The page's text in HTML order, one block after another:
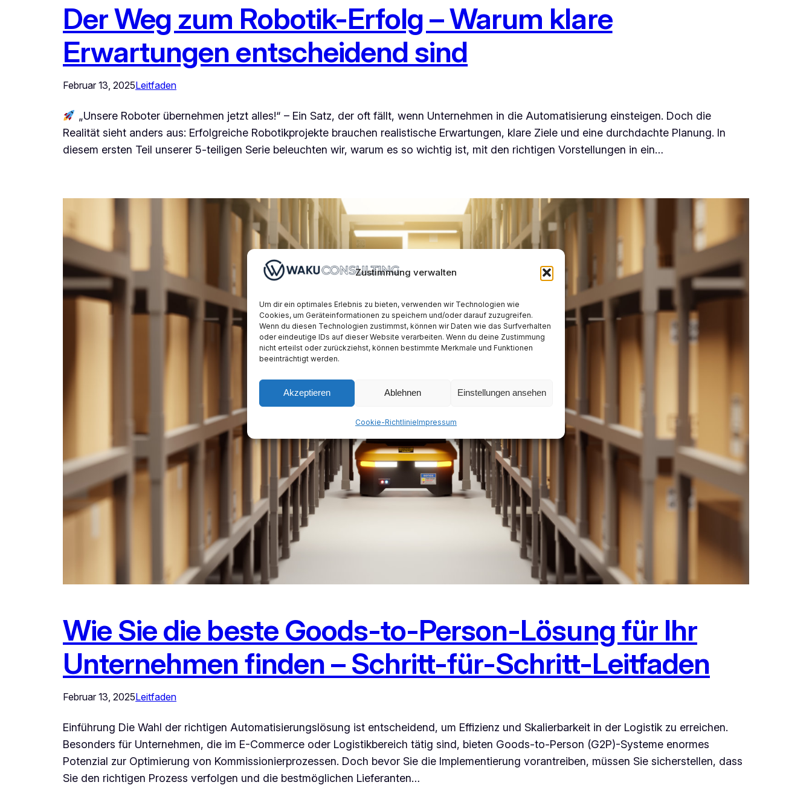
Zustimmung verwalten
Um dir ein optimales Erlebnis zu bieten, verwenden wir Technologien wie
Cookies, um Geräteinformationen zu speichern und/oder darauf zuzugreifen.
Wenn du diesen Technologien zustimmst, können wir Daten wie das Surfverhalten
oder eindeutige IDs auf dieser Website verarbeiten. Wenn du deine Zustimmung
nicht erteilst oder zurückziehst, können bestimmte Merkmale und Funktionen
beeinträchtigt werden.
Akzeptieren Ablehnen Einstellungen ansehen
Cookie-RichtlinieImpressum
Der Weg zum Robotik-Erfolg – Warum klare
Erwartungen entscheidend sind
Februar 13, 2025Leitfaden
„Unsere Roboter übernehmen jetzt alles!“ – Ein Satz, der oft fällt, wenn Unternehmen in die Automatisierung einsteigen. Doch die
Realität sieht anders aus: Erfolgreiche Robotikprojekte brauchen realistische Erwartungen, klare Ziele und eine durchdachte Planung. In
diesem ersten Teil unserer 5-teiligen Serie beleuchten wir, warum es so wichtig ist, mit den richtigen Vorstellungen in ein…
Wie Sie die beste Goods-to-Person-Lösung für Ihr
Unternehmen finden – Schritt-für-Schritt-Leitfaden
Februar 13, 2025Leitfaden
Einführung Die Wahl der richtigen Automatisierungslösung ist entscheidend, um Effizienz und Skalierbarkeit in der Logistik zu erreichen.
Besonders für Unternehmen, die im E-Commerce oder Logistikbereich tätig sind, bieten Goods-to-Person (G2P)-Systeme enormes
Potenzial zur Optimierung von Kommissionierprozessen. Doch bevor Sie die Implementierung vorantreiben, müssen Sie sicherstellen, dass
Sie den richtigen Prozess verfolgen und die bestmöglichen Lieferanten…